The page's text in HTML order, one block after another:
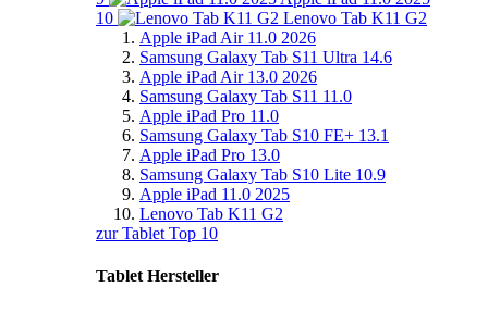
10
Lenovo Tab K11 G2
Apple iPad Air 11.0 2026
Samsung Galaxy Tab S11 Ultra 14.6
Apple iPad Air 13.0 2026
Samsung Galaxy Tab S11 11.0
Apple iPad Pro 11.0
Samsung Galaxy Tab S10 FE+ 13.1
Apple iPad Pro 13.0
Samsung Galaxy Tab S10 Lite 10.9
Apple iPad 11.0 2025
Lenovo Tab K11 G2
zur Tablet Top 10
Tablet Hersteller